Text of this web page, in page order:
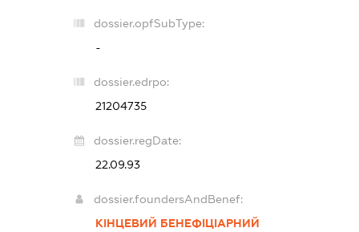
dossier.opfSubType:
-
dossier.edrpo:
21204735
dossier.regDate:
22.09.93
dossier.foundersAndBenef:
КІНЦЕВИЙ БЕНЕФІЦІАРНИЙ